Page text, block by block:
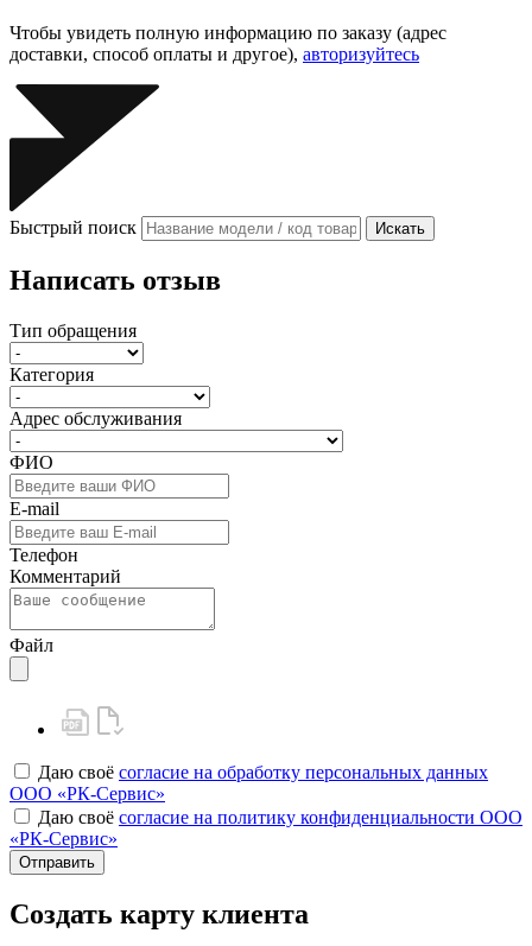
Чтобы увидеть полную информацию по заказу (адрес
доставки, способ оплаты и другое), авторизуйтесь
Быстрый поиск Искать
Написать отзыв
Тип обращения
Категория
Адрес обслуживания
ФИО
E-mail
Телефон
Комментарий
Файл
Даю своё согласие на обработку персональных данных
ООО «РК-Сервис»
Даю своё согласие на политику конфиденциальности ООО
«РК-Сервис»
Отправить
Создать карту клиента